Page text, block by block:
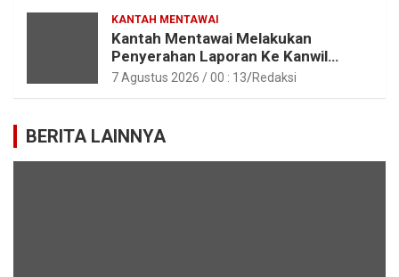
KANTAH MENTAWAI
Kantah Mentawai Melakukan
Penyerahan Laporan Ke Kanwil
Kemen ATR/BPN RI Sumbar
7 Agustus 2026 / 00 : 13 Redaksi
BERITA LAINNYA